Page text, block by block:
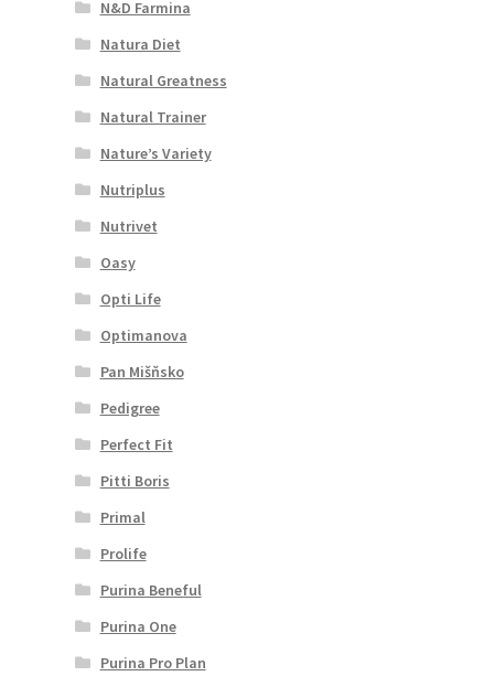
N&D Farmina
Natura Diet
Natural Greatness
Natural Trainer
Nature’s Variety
Nutriplus
Nutrivet
Oasy
Opti Life
Optimanova
Pan Mišňsko
Pedigree
Perfect Fit
Pitti Boris
Primal
Prolife
Purina Beneful
Purina One
Purina Pro Plan